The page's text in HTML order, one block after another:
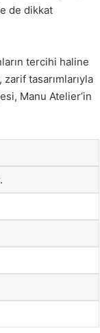
de dikkat
tercihi haline
tasarımlarıyla
Manu Atelier’in